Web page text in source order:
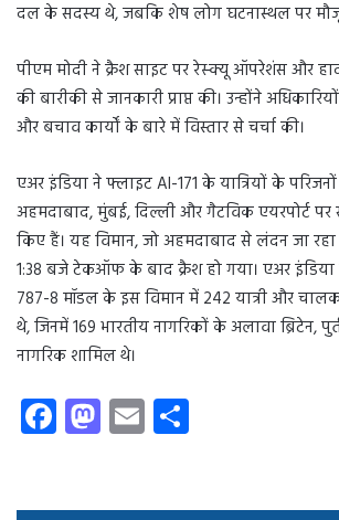
दल के सदस्य थे, जबकि शेष लोग घटनास्थल पर
पीएम मोदी ने क्रैश साइट पर रेस्क्यू ऑपरेशंस और
की बारीकी से जानकारी प्राप्त की। उन्होंने
और बचाव कार्यों के बारे में विस्तार से चर्चा की।
एअर इंडिया ने फ्लाइट AI-171 के यात्रियों के
अहमदाबाद, मुंबई, दिल्ली और गैटविक एयरपोर्ट पर
किए हैं। यह विमान, जो अहमदाबाद से लंदन जा रहा
1:38 बजे टेकऑफ के बाद क्रैश हो गया। एअर
787-8 मॉडल के इस विमान में 242 यात्री और
थे, जिनमें 169 भारतीय नागरिकों के अलावा ब्रिटेन,
नागरिक शामिल थे।
Fa
ce
M
as
E
m